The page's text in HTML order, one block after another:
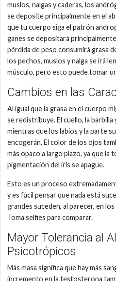
muslos, nalgas y caderas, los
se deposite principalmente en el
que tu cuerpo siga el patrón
ganes se depositará
pérdida de peso consumirá grasa
los pechos, muslos y nalga se irá
músculo, pero esto puede tomar
Cambios en las
Al igual que la grasa en el cuerpo
se redistribuye. El cuello, la barbilla
mientras que los labios y la parte
encogerán. El color de los ojos
más opaco a largo plazo, ya que la
pigmentación del iris se apague.
Esto es un proceso
y es fácil pensar que nada está
grandes suceden, al parecer, en
Toma selfies para comparar.
Mayor Tolerancia al
Psicotrópicos
Más masa significa que hay más
incremento en la testosterona